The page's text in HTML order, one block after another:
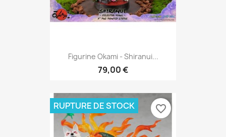
Figurine Okami - Shiranui...
79,00 €
RUPTURE DE STOCK favorite_border